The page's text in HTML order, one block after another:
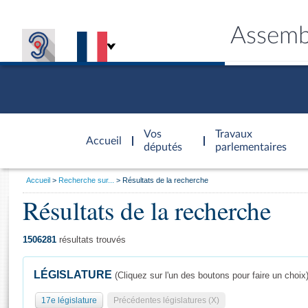
Accueil
d'accueil
Vos
députés
Travaux
parlementaires
Général
Vous
Accueil Recherche sur... Résultats de la recherche
Résultats de la recherche
1506281 résultats trouvés
LÉGISLATURE (Cliquez sur l'un des boutons pour faire un choix)
17e législature Précédentes législatures (X)